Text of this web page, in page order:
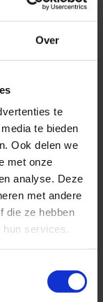
Over
te
te bieden
Ook delen we
met onze
analyse. Deze
met andere
die ze hebben
services.
duidelijke
cliënten